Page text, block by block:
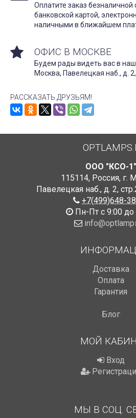
Оплатите заказ
банковской картой,
наличными в ближайшем
ОФИС В МОСКВЕ
Будем рады видеть вас в
Москва, Павелецкая наб., д. 2,
РАССКАЗАТЬ ДРУЗЬЯМ!
ООО "КСО-1"
115114, Россия, г.
Павелецкая наб., д. 2,
+7(499)648-
Пн-Пт с 9:00 до
Доставка
Оплата
Гарантия
Блог
МОЙ
Вход
МЫ В СОЦ.